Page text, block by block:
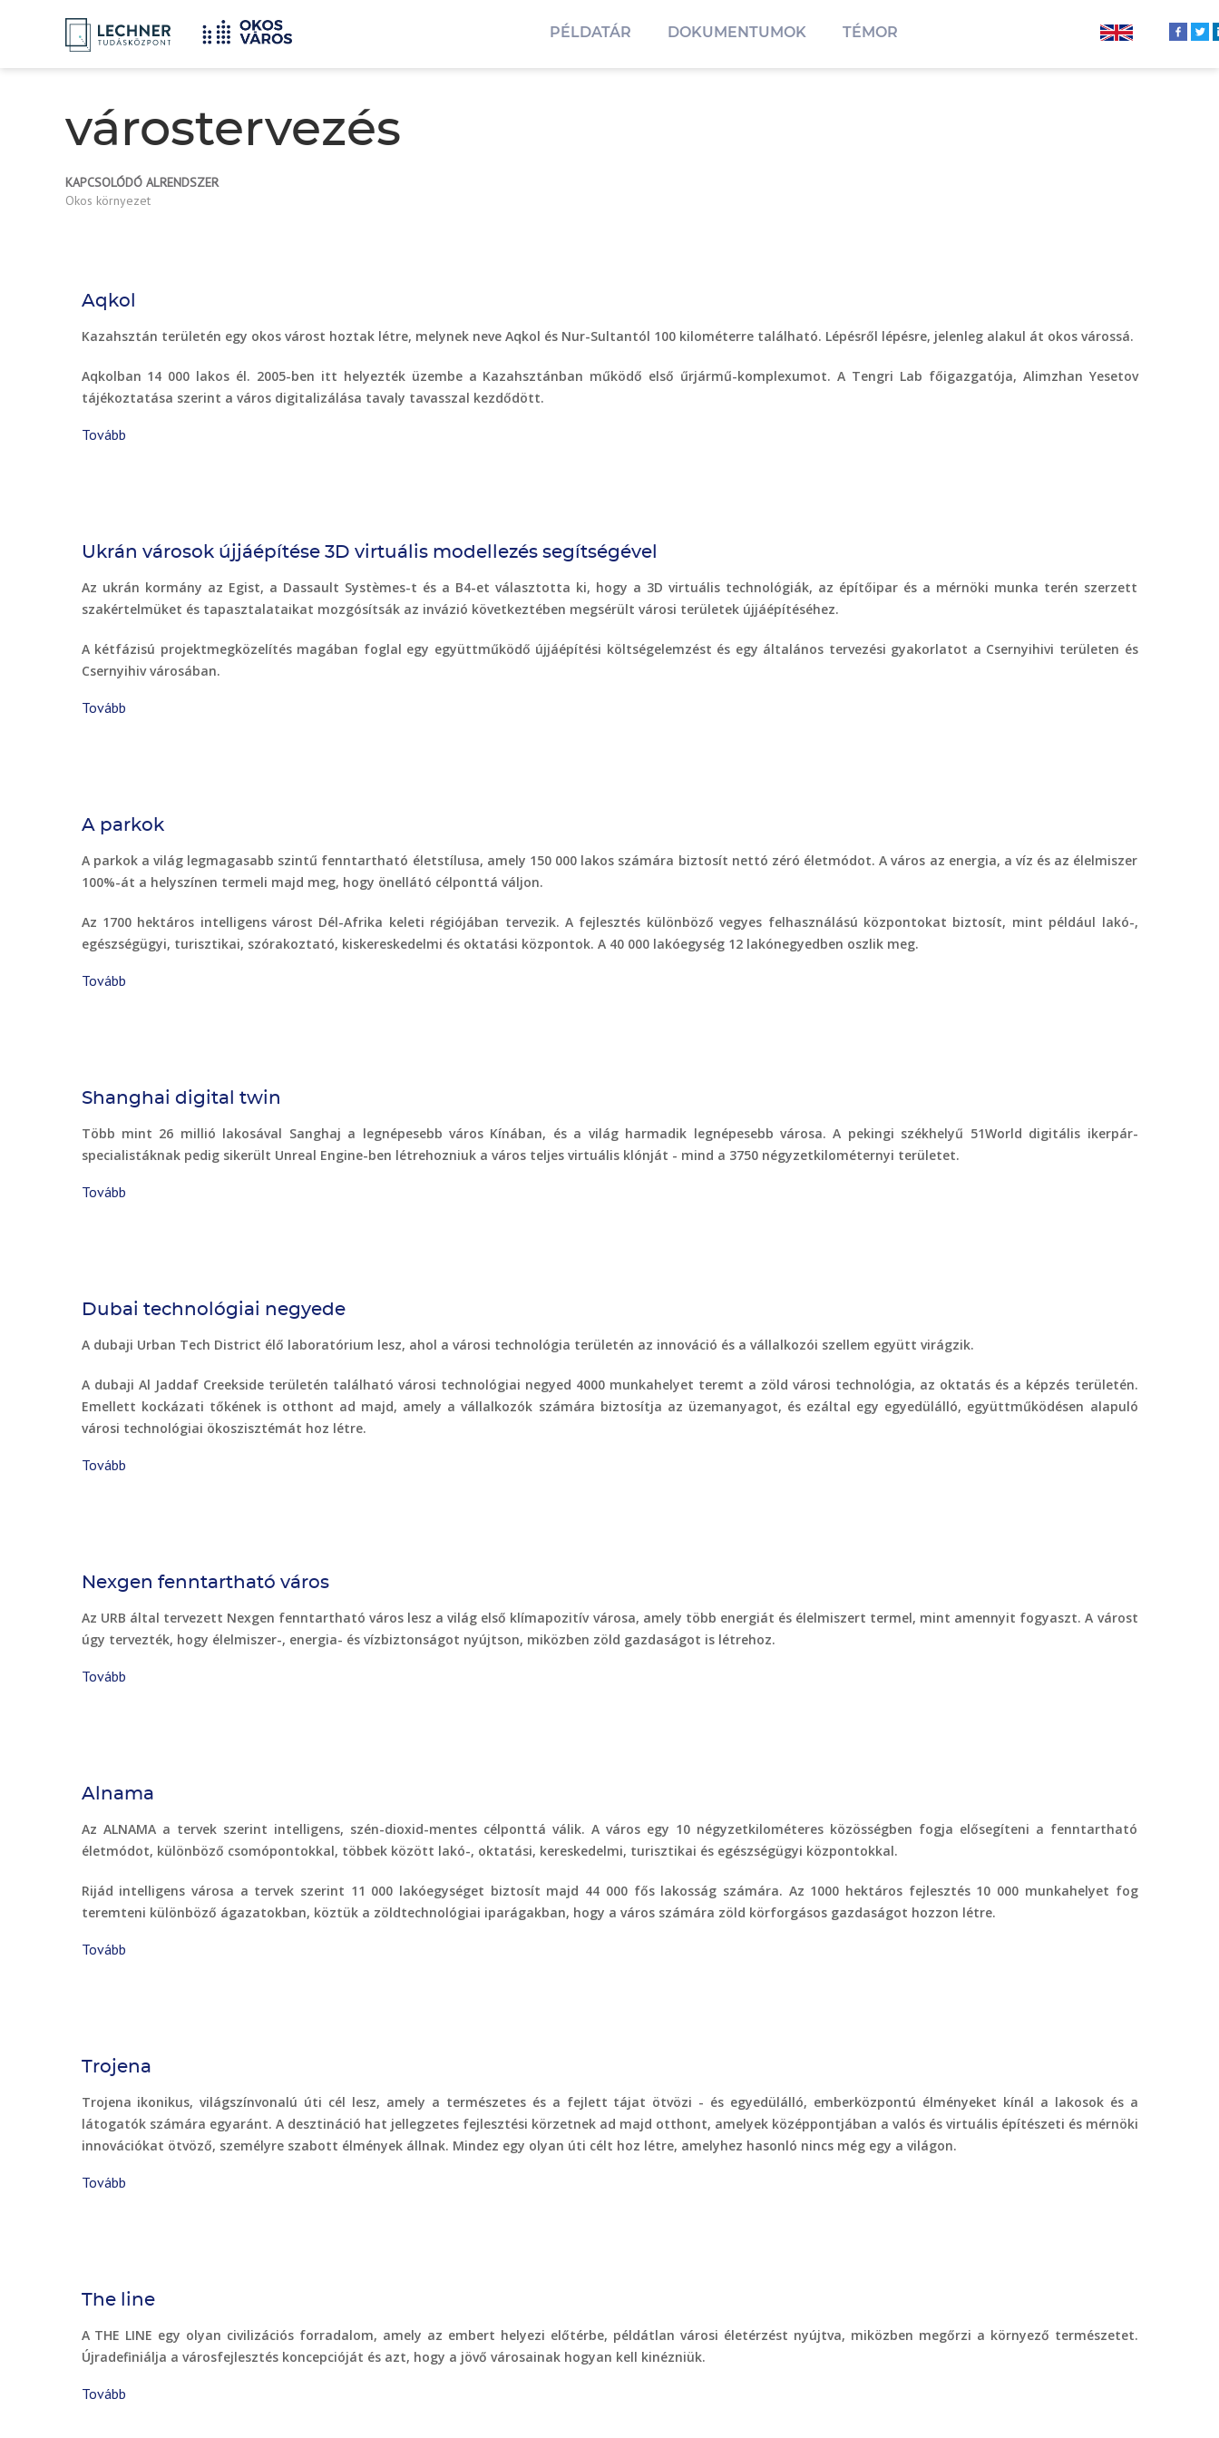
PÉLDATÁR DOKUMENTUMOK TÉMOR
Breadcrumbs
YOU
ARE
HERE:
Címlap
várostervezés
KAPCSOLÓDÓ ALRENDSZER
Okos környezet
Aqkol
Kazahsztán területén egy okos várost hoztak létre, melynek neve Aqkol és Nur-Sultantól 100 kilométerre található. Lépésről lépésre, jelenleg alakul át okos várossá.
Aqkolban 14 000 lakos él. 2005-ben itt helyezték üzembe a Kazahsztánban működő első űrjármű-komplexumot. A Tengri Lab főigazgatója, Alimzhan Yesetov
tájékoztatása szerint a város digitalizálása tavaly tavasszal kezdődött.
Tovább
Ukrán városok újjáépítése 3D virtuális modellezés segítségével
Az ukrán kormány az Egist, a Dassault Systèmes-t és a B4-et választotta ki, hogy a 3D virtuális technológiák, az építőipar és a mérnöki munka terén szerzett
szakértelmüket és tapasztalataikat mozgósítsák az invázió következtében megsérült városi területek újjáépítéséhez.
A kétfázisú projektmegközelítés magában foglal egy együttműködő újjáépítési költségelemzést és egy általános tervezési gyakorlatot a Csernyihivi területen és
Csernyihiv városában.
Tovább
modellezés
A parkok
A parkok a világ legmagasabb szintű fenntartható életstílusa, amely 150 000 lakos számára biztosít nettó zéró életmódot. A város az energia, a víz és az élelmiszer
100%-át a helyszínen termeli majd meg, hogy önellátó célponttá váljon.
Az 1700 hektáros intelligens várost Dél-Afrika keleti régiójában tervezik. A fejlesztés különböző vegyes felhasználású központokat biztosít, mint például lakó-,
egészségügyi, turisztikai, szórakoztató, kiskereskedelmi és oktatási központok. A 40 000 lakóegység 12 lakónegyedben oszlik meg.
Tovább
Shanghai digital twin
Több mint 26 millió lakosával Sanghaj a legnépesebb város Kínában, és a világ harmadik legnépesebb városa. A pekingi székhelyű 51World digitális ikerpár-
specialistáknak pedig sikerült Unreal Engine-ben létrehozniuk a város teljes virtuális klónját - mind a 3750 négyzetkilométernyi területet.
Tovább
Dubai technológiai negyede
A dubaji Urban Tech District élő laboratórium lesz, ahol a városi technológia területén az innováció és a vállalkozói szellem együtt virágzik.
A dubaji Al Jaddaf Creekside területén található városi technológiai negyed 4000 munkahelyet teremt a zöld városi technológia, az oktatás és a képzés területén.
Emellett kockázati tőkének is otthont ad majd, amely a vállalkozók számára biztosítja az üzemanyagot, és ezáltal egy egyedülálló, együttműködésen alapuló
városi technológiai ökoszisztémát hoz létre.
Tovább
Nexgen fenntartható város
Az URB által tervezett Nexgen fenntartható város lesz a világ első klímapozitív városa, amely több energiát és élelmiszert termel, mint amennyit fogyaszt. A várost
úgy tervezték, hogy élelmiszer-, energia- és vízbiztonságot nyújtson, miközben zöld gazdaságot is létrehoz.
Tovább
Alnama
Az ALNAMA a tervek szerint intelligens, szén-dioxid-mentes célponttá válik. A város egy 10 négyzetkilométeres közösségben fogja elősegíteni a fenntartható
életmódot, különböző csomópontokkal, többek között lakó-, oktatási, kereskedelmi, turisztikai és egészségügyi központokkal.
Rijád intelligens városa a tervek szerint 11 000 lakóegységet biztosít majd 44 000 fős lakosság számára. Az 1000 hektáros fejlesztés 10 000 munkahelyet fog
teremteni különböző ágazatokban, köztük a zöldtechnológiai iparágakban, hogy a város számára zöld körforgásos gazdaságot hozzon létre.
Tovább
Trojena
Trojena ikonikus, világszínvonalú úti cél lesz, amely a természetes és a fejlett tájat ötvözi - és egyedülálló, emberközpontú élményeket kínál a lakosok és a
látogatók számára egyaránt. A desztináció hat jellegzetes fejlesztési körzetnek ad majd otthont, amelyek középpontjában a valós és virtuális építészeti és mérnöki
innovációkat ötvöző, személyre szabott élmények állnak. Mindez egy olyan úti célt hoz létre, amelyhez hasonló nincs még egy a világon.
Tovább
The line
A THE LINE egy olyan civilizációs forradalom, amely az embert helyezi előtérbe, példátlan városi életérzést nyújtva, miközben megőrzi a környező természetet.
Újradefiniálja a városfejlesztés koncepcióját és azt, hogy a jövő városainak hogyan kell kinézniük.
Tovább